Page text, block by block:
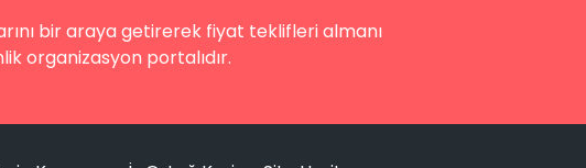
bir araya getirerek fiyat teklifleri almanı
organizasyon portalıdır.